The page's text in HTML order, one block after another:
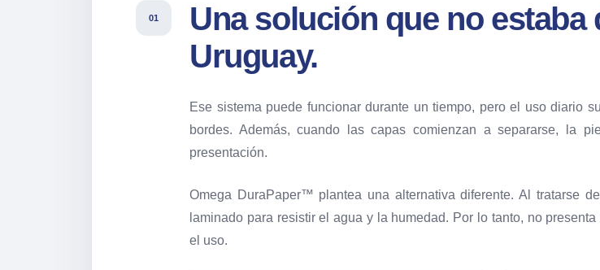
01
Una solución que no estaba
Uruguay.
Ese sistema puede funcionar durante un tiempo, pero el uso diario
bordes. Además, cuando las capas comienzan a separarse, la
presentación.
Omega DuraPaper™ plantea una alternativa diferente. Al tratarse
laminado para resistir el agua y la humedad. Por lo tanto, no
el uso.